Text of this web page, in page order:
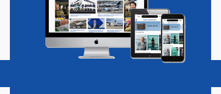
Magazine Podcasts Vacatures